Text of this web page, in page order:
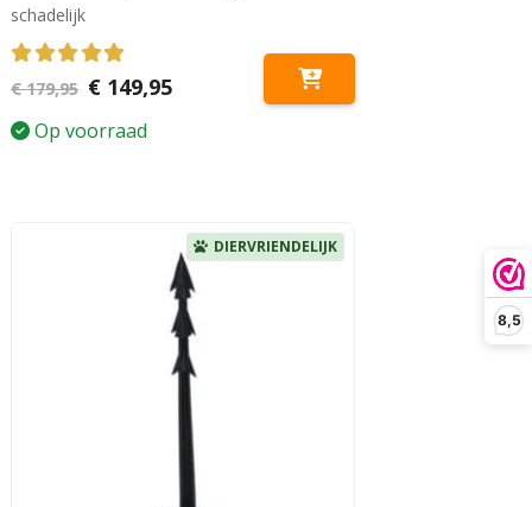
8,5
schadelijk
5.00out of 5
€179,95 Oorspronkelijke
was:
€ 149,95Huidige
Op voorraad
DIERVRIENDELIJK